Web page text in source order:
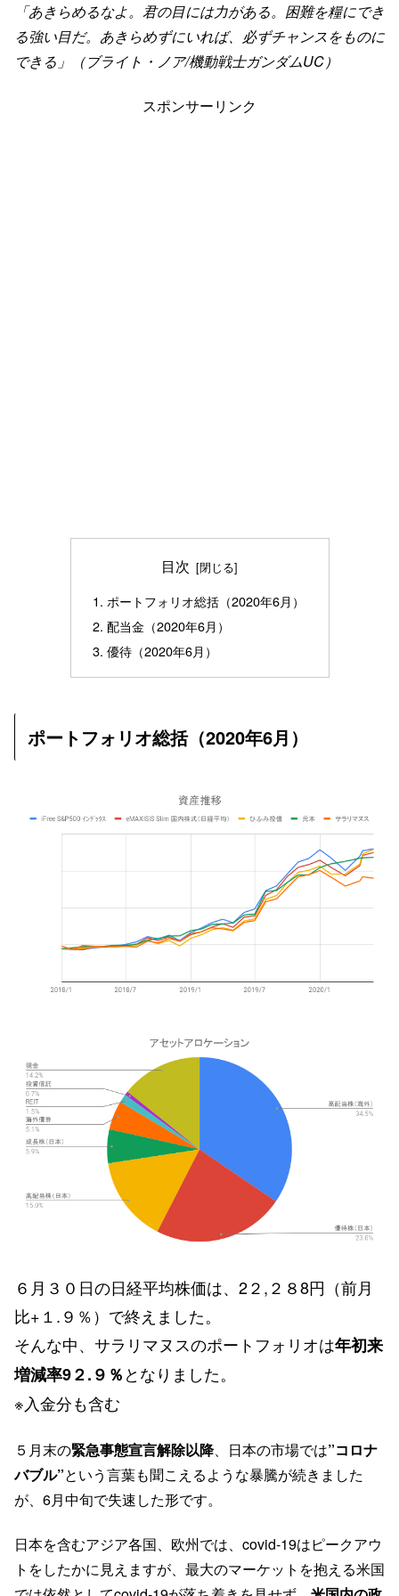
「あきらめるなよ。君の目には力がある。困難を糧にでき
る強い目だ。あきらめずにいれば、必ずチャンスをものに
できる」（ブライト・ノア/機動戦士ガンダムUC）
スポンサーリンク
目次
ポートフォリオ総括（2020年6月）
配当金（2020年6月）
優待（2020年6月）
ポートフォリオ総括（2020年6月）
６月３０日の日経平均株価は、2２,２８8円（前月
比+１.９％）で終えました。
そんな中、サラリマヌスのポートフォリオは年初来
増減率9２.９％となりました。
※入金分も含む
５月末の緊急事態宣言解除以降、日本の市場では”コロナ
バブル”という言葉も聞こえるような暴騰が続きました
が、6月中旬で失速した形です。
日本を含むアジア各国、欧州では、covid-19はピークアウ
トをしたかに見えますが、最大のマーケットを抱える米国